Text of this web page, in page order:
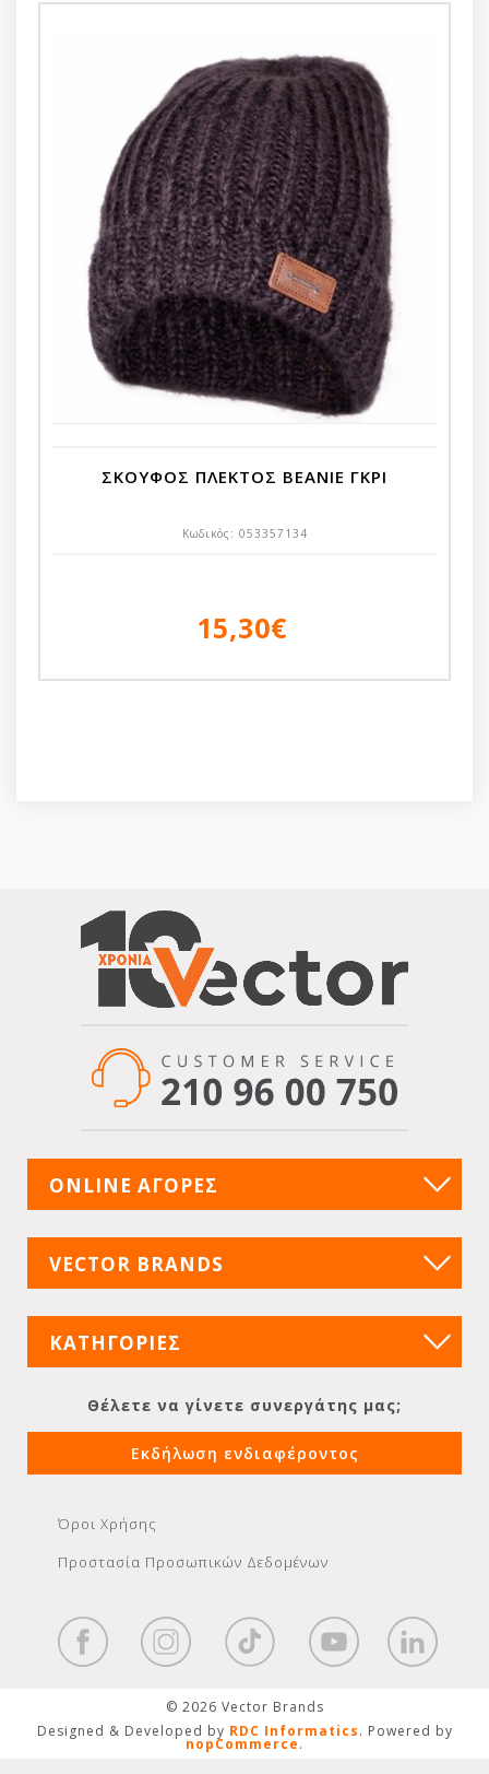
ΣΚΟΥΦΟΣ ΠΛΕΚΤΟΣ BEANIE ΓΚΡΙ
Κωδικός: 053357134
15,30€
ONLINE ΑΓΟΡΕΣ
VECTOR BRANDS
ΚΑΤΗΓΟΡΙΕΣ
Θέλετε να γίνετε συνεργάτης μας;
Εκδήλωση ενδιαφέροντος
Όροι Χρήσης
Προστασία Προσωπικών Δεδομένων
© 2026 Vector Brands
Designed & Developed by RDC Informatics. Powered by
nopCommerce.